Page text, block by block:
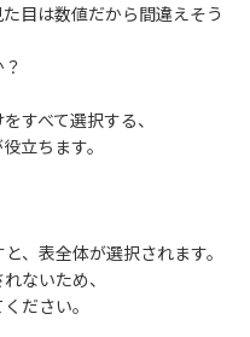
目は数値だから間違えそう
すべて選択する、
立ちます。
、表全体が選択されます。
ないため、
ださい。